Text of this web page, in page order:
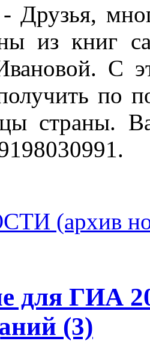
- Друзья,
из книг
С
по
страны.
(архив
для ГИА
(3)